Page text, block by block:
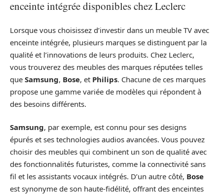
enceinte intégrée disponibles chez Leclerc
Lorsque vous choisissez d’investir dans un meuble TV avec
enceinte intégrée, plusieurs marques se distinguent par la
qualité et l’innovations de leurs produits. Chez Leclerc,
vous trouverez des meubles des marques réputées telles
que Samsung, Bose, et Philips. Chacune de ces marques
propose une gamme variée de modèles qui répondent à
des besoins différents.
Samsung, par exemple, est connu pour ses designs
épurés et ses technologies audios avancées. Vous pouvez
choisir des meubles qui combinent un son de qualité avec
des fonctionnalités futuristes, comme la connectivité sans
fil et les assistants vocaux intégrés. D’un autre côté, Bose
est synonyme de son haute-fidélité, offrant des enceintes